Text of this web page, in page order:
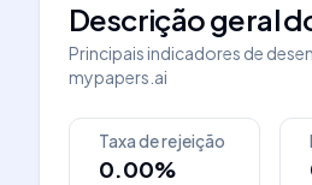
Descrição geral
Principais indicadores de
mypapers.ai
Taxa de rejeição
0.00%